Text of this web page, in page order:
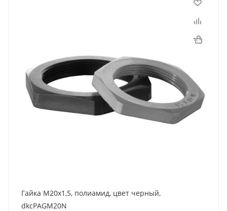
Гайка М20х1,5, полиамид, цвет черный,
dkcPAGM20N